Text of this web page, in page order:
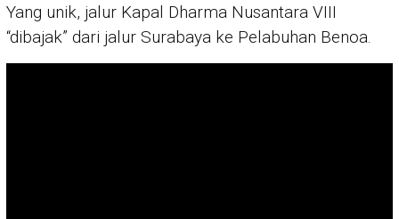
Yang unik, jalur Kapal Dharma Nusantara VIII
“dibajak” dari jalur Surabaya ke Pelabuhan Benoa.